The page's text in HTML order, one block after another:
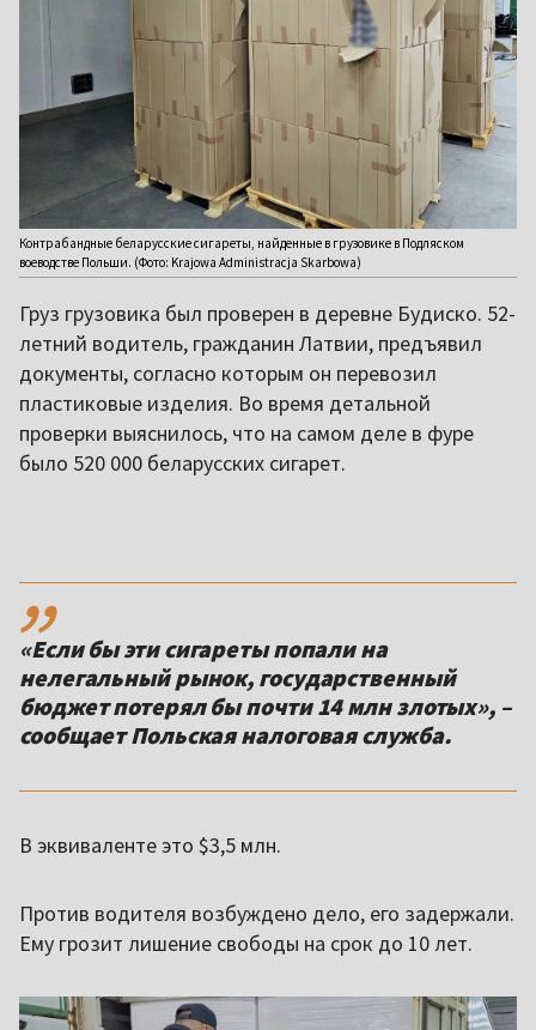
Контрабандные беларусские сигареты, найденные в грузовике в Подляском
воеводстве Польши. (Фото: Krajowa Administracja Skarbowa)
Груз грузовика был проверен в деревне Будиско. 52-
летний водитель, гражданин Латвии, предъявил
документы, согласно которым он перевозил
пластиковые изделия. Во время детальной
проверки выяснилось, что на самом деле в фуре
было 520 000 беларусских сигарет.
,,
«Если бы эти сигареты попали на
нелегальный рынок, государственный
бюджет потерял бы почти 14 млн злотых», –
сообщает Польская налоговая служба.
В эквиваленте это $3,5 млн.
Против водителя возбуждено дело, его задержали.
Ему грозит лишение свободы на срок до 10 лет.